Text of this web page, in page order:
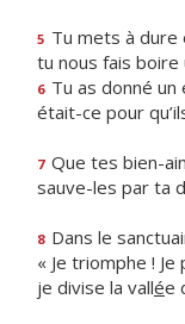
5 Tu mets à dure
tu nous fais boire
6 Tu as donné un
était-ce pour
7 Que tes bien-
sauve-les par ta
8 Dans le
« Je triomphe ! Je
je divise la vallée